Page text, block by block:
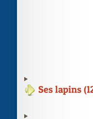
Ses lapins